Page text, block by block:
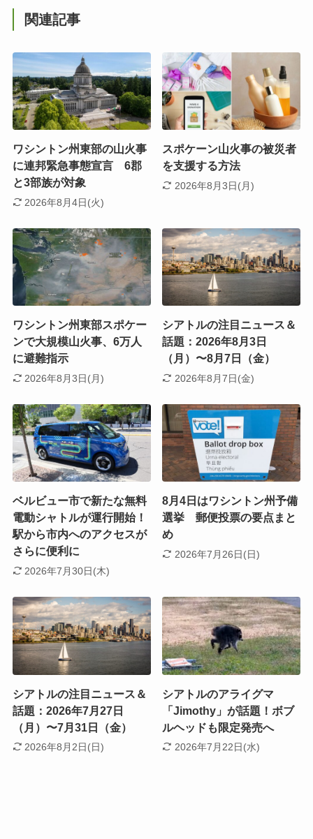
関連記事
ワシントン州東部の山火事
に連邦緊急事態宣言 6郡
と3部族が対象
2026年8月4日(火)
スポケーン山火事の被災者
を支援する方法
2026年8月3日(月)
ワシントン州東部スポケー
ンで大規模山火事、6万人
に避難指示
2026年8月3日(月)
シアトルの注目ニュース＆
話題：2026年8月3日
（月）〜8月7日（金）
2026年8月7日(金)
ベルビュー市で新たな無料
電動シャトルが運行開始！
駅から市内へのアクセスが
さらに便利に
2026年7月30日(木)
8月4日はワシントン州予備
選挙 郵便投票の要点まと
め
2026年7月26日(日)
シアトルの注目ニュース＆
話題：2026年7月27日
（月）〜7月31日（金）
2026年8月2日(日)
シアトルのアライグマ
「Jimothy」が話題！ボブ
ルヘッドも限定発売へ
2026年7月22日(水)